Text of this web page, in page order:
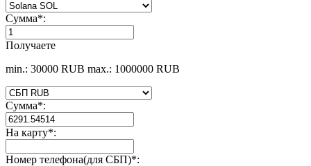
Сумма*:
Получаете
min.: 30000 RUB max.: 1000000 RUB
Сумма*:
На карту*:
Номер телефона(для СБП)*: